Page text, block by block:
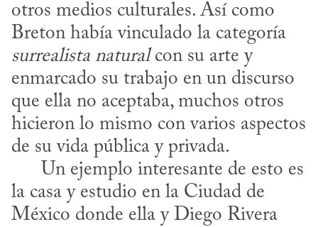
otros medios culturales. Así como
surrealista natural con su arte y
enmarcado su trabajo en un discurso
que ella no aceptaba, muchos otros
hicieron lo mismo con varios aspectos
de su vida pública y privada.
la casa y estudio en la Ciudad de
México donde ella y Diego Rivera